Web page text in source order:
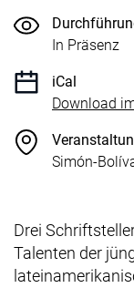
In Präsenz
iCal
Download
Simón-
Drei
Talenten der